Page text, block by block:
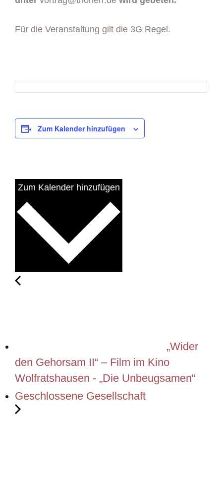
Für die Veranstaltung gilt die 3G Regel.
Zum Kalender hinzufügen
„Wider
den Gehorsam II“ – Film im Kino
Wolfratshausen - „Die Unbeugsamen“
Geschlossene Gesellschaft